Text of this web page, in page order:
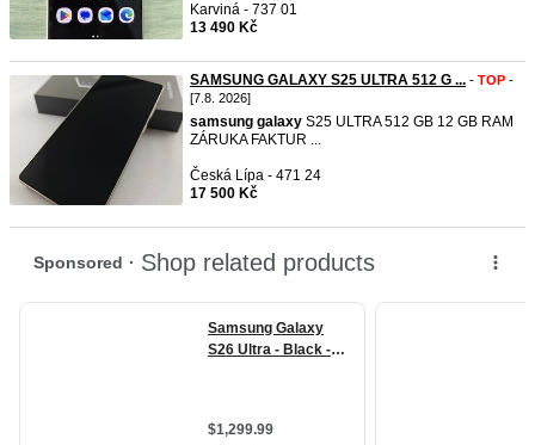
Karviná - 737 01
13 490 Kč
SAMSUNG GALAXY S25 ULTRA 512 G ... - TOP -
[7.8. 2026]
samsung galaxy S25 ULTRA 512 GB 12 GB RAM
ZÁRUKA FAKTUR ...
Česká Lípa - 471 24
17 500 Kč